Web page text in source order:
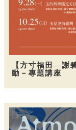
【方寸福田—謝
動－專題講座